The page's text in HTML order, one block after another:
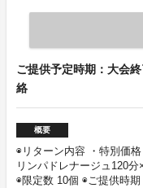
ご提供予定時期：大会
絡
概要
◉リターン内容 ・特別価
リンパドレナージュ120
◉限定数 10個 ◉ご提供時